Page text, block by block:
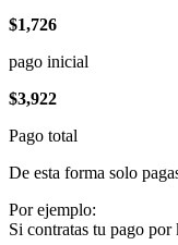
$1,726
pago inicial
$3,922
Pago total
De esta forma solo
Por ejemplo:
Si contratas tu pago